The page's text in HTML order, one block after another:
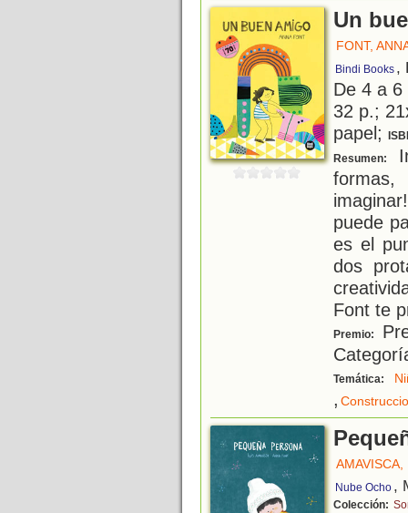
Un
FONT,
Bindi Books ,
De 4 a
32 p.;
papel;
Resumen:
puede
es el
dos
Font te
Premio:
Temática:
,
AMAVISCA,
Nube Ocho ,
Colección: